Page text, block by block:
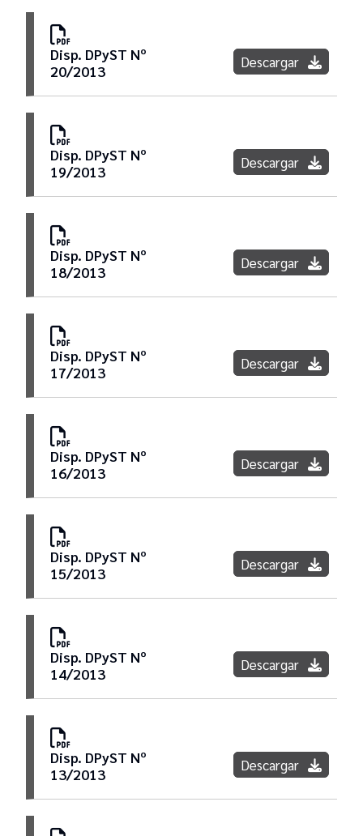
Disp. DPyST Nº
20/2013
Descargar
Disp. DPyST Nº
19/2013
Descargar
Disp. DPyST Nº
18/2013
Descargar
Disp. DPyST Nº
17/2013
Descargar
Disp. DPyST Nº
16/2013
Descargar
Disp. DPyST Nº
15/2013
Descargar
Disp. DPyST Nº
14/2013
Descargar
Disp. DPyST Nº
13/2013
Descargar